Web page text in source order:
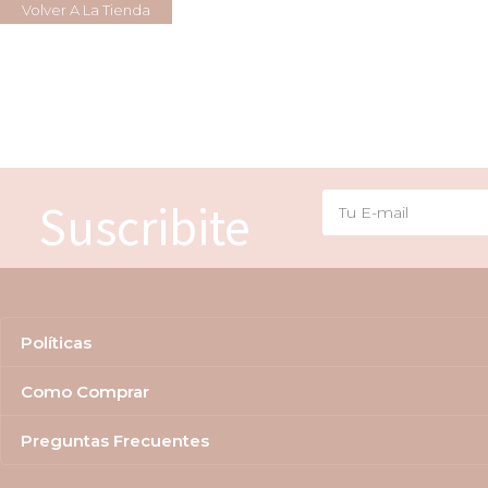
Volver A La Tienda
Suscribite
Políticas
Como Comprar
Preguntas Frecuentes